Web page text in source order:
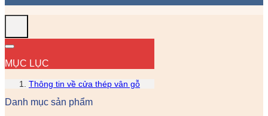
MỤC LỤC
Thông tin về cửa thép vân gỗ
Danh mục sản phẩm